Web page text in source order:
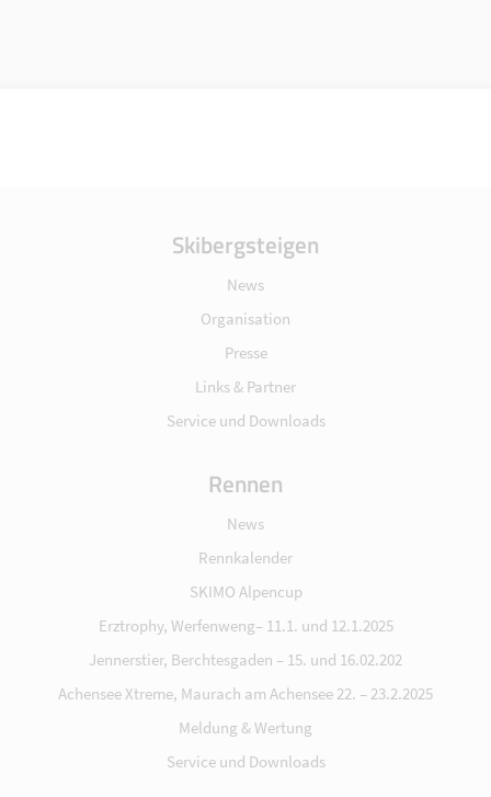
Skibergsteigen
News
Organisation
Presse
Links & Partner
Service und Downloads
Rennen
News
Rennkalender
SKIMO Alpencup
Erztrophy, Werfenweng– 11.1. und 12.1.2025
Jennerstier, Berchtesgaden – 15. und 16.02.202
Achensee Xtreme, Maurach am Achensee 22. – 23.2.2025
Meldung & Wertung
Service und Downloads